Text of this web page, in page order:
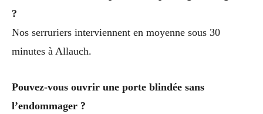
?
Nos serruriers interviennent en moyenne sous 30
minutes à Allauch.
Pouvez-vous ouvrir une porte blindée sans
l’endommager ?